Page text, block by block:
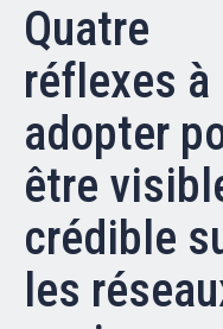
Nos adhérents
Carte du réseau
Nos partenaires
Clients
Blog
Quatre
réflexes à
adopter
être
crédible
les